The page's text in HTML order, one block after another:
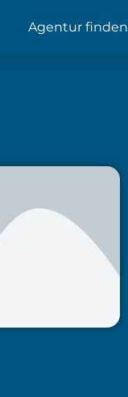
Agentur finden